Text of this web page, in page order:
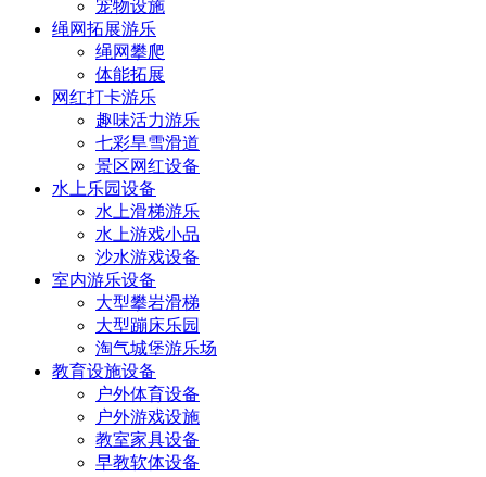
宠物设施
绳网拓展游乐
绳网攀爬
体能拓展
网红打卡游乐
趣味活力游乐
七彩旱雪滑道
景区网红设备
水上乐园设备
水上滑梯游乐
水上游戏小品
沙水游戏设备
室内游乐设备
大型攀岩滑梯
大型蹦床乐园
淘气城堡游乐场
教育设施设备
户外体育设备
户外游戏设施
教室家具设备
早教软体设备